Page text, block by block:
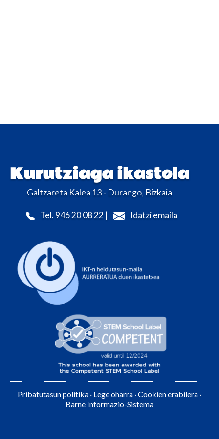
Kurutziaga ikastola
Galtzareta Kalea 13 - Durango, Bizkaia
Tel. 946 20 08 22 | Idatzi emaila
Pribatutasun politika · Lege oharra ·Cookien erabilera ·
Barne Informazio-Sistema